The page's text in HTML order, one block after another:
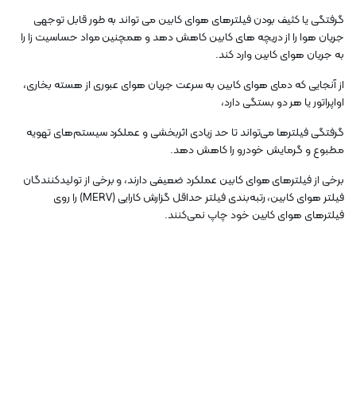
گرفتگی یا کثیف بودن فیلترهای هوای کابین می تواند به طور قابل توجهی
جریان هوا را از دریچه های کابین کاهش دهد و همچنین مواد حساسیت زا را
به جریان هوای کابین وارد کند.
از آنجایی که دمای هوای کابین به سرعت جریان هوای عبوری از هسته بخاری،
اواپراتور یا هر دو بستگی دارد،
گرفتگی فیلترها می‌تواند تا حد زیادی اثربخشی و عملکرد سیستم‌های تهویه
مطبوع و گرمایش خودرو را کاهش دهد.
برخی از فیلترهای هوای کابین عملکرد ضعیفی دارند، و برخی از تولیدکنندگان
فیلتر هوای کابین، رتبه‌بندی فیلتر حداقل گزارش کارایی (MERV) را روی
فیلترهای هوای کابین خود چاپ نمی‌کنند.